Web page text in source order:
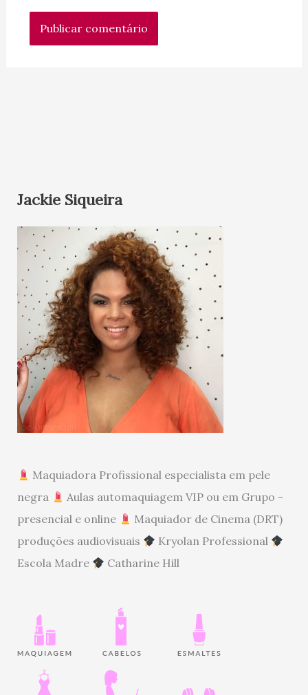
Jackie Siqueira
Maquiadora Profissional especialista em pele
negra
Aulas automaquiagem VIP ou em Grupo -
presencial e online
Maquiador de Cinema (DRT)
produções audiovisuais
Kryolan Professional
Escola Madre
Catharine Hill